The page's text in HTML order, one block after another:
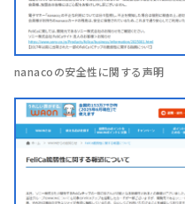
nanacoの安全性に関する声明